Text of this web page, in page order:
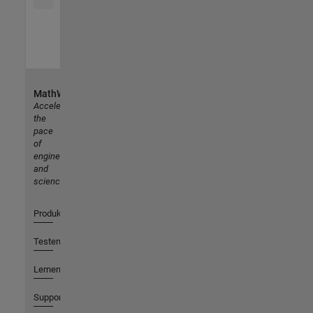
MathWorks
Accelerating
the
pace
of
engineering
and
science
Produkte
Testen oder Kaufen
Lernen
Support